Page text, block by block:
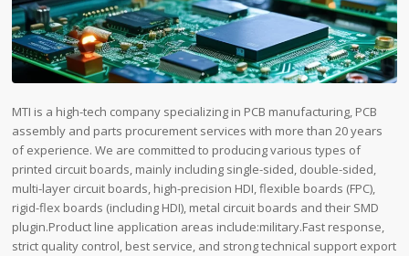
MTI is a high-tech company specializing in PCB manufacturing, PCB
assembly and parts procurement services with more than 20 years
of experience. We are committed to producing various types of
printed circuit boards, mainly including single-sided, double-sided,
multi-layer circuit boards, high-precision HDI, flexible boards (FPC),
rigid-flex boards (including HDI), metal circuit boards and their SMD
plugin.Product line application areas include:military.Fast response,
strict quality control, best service, and strong technical support export